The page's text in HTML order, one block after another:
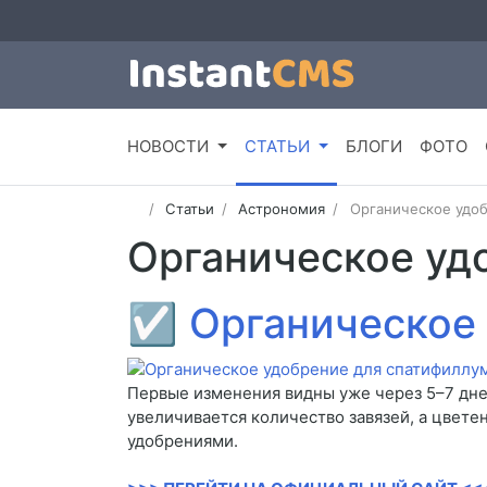
НОВОСТИ СТАТЬИ БЛОГИ ФОТО
Статьи Астрономия Органическое
Органическое
☑
Первые изменения видны уже через 5–7
увеличивается количество завязей, а
удобрениями.